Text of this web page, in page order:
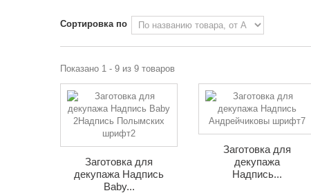
Сортировка по
Показано 1 - 9 из 9 товаров
Заготовка для
декупажа Надпись
Baby...
Заготовка для
декупажа
Надпись...